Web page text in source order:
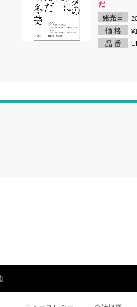
だ
発売日
価 格
品 番